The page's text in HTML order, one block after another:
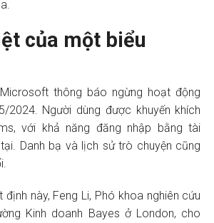
của một biểu
thông báo ngừng hoạt động
2024. Người dùng được khuyến khích
với khả năng đăng nhập bằng tài
Danh bạ và lịch sử trò chuyện cũng
định này, Feng Li, Phó khoa nghiên cứu
Kinh doanh Bayes ở London, cho